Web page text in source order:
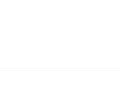
harmatja
mindenek felett